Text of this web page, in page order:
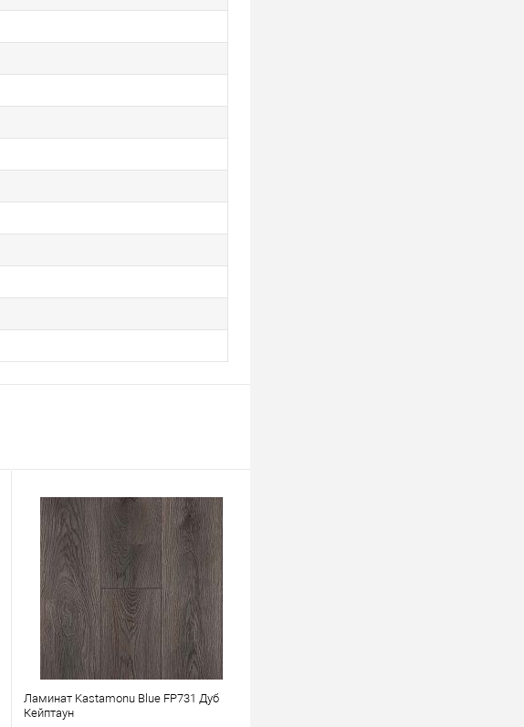
Ламинат Kastamonu Blue FP731 Дуб
Кейптаун